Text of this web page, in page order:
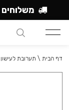
דף הבית \ תערובת לעישון
משלוחים